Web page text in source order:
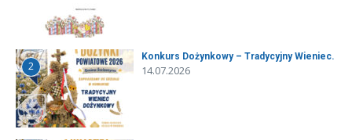
2
Konkurs Dożynkowy – Tradycyjny Wieniec.
14.07.2026